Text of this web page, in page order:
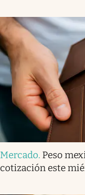
Mercado. Peso
cotización este